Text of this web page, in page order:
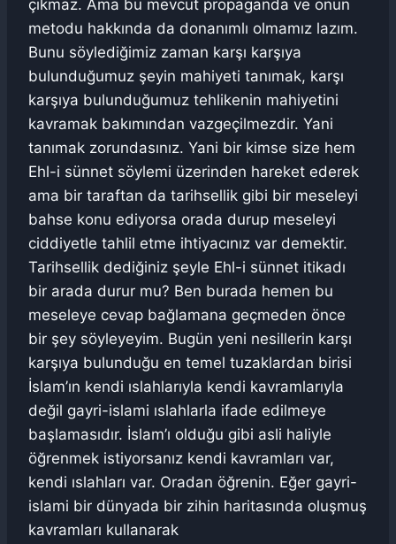
çıkmaz. Ama bu mevcut propaganda ve onun
metodu hakkında da donanımlı olmamız lazım.
Bunu söylediğimiz zaman karşı karşıya
bulunduğumuz şeyin mahiyeti tanımak, karşı
karşıya bulunduğumuz tehlikenin mahiyetini
kavramak bakımından vazgeçilmezdir. Yani
tanımak zorundasınız. Yani bir kimse size hem
Ehl-i sünnet söylemi üzerinden hareket ederek
ama bir taraftan da tarihsellik gibi bir meseleyi
bahse konu ediyorsa orada durup meseleyi
ciddiyetle tahlil etme ihtiyacınız var demektir.
Tarihsellik dediğiniz şeyle Ehl-i sünnet itikadı
bir arada durur mu? Ben burada hemen bu
meseleye cevap bağlamana geçmeden önce
bir şey söyleyeyim. Bugün yeni nesillerin karşı
karşıya bulunduğu en temel tuzaklardan birisi
İslam’ın kendi ıslahlarıyla kendi kavramlarıyla
değil gayri-islami ıslahlarla ifade edilmeye
başlamasıdır. İslam’ı olduğu gibi asli haliyle
öğrenmek istiyorsanız kendi kavramları var,
kendi ıslahları var. Oradan öğrenin. Eğer gayri-
islami bir dünyada bir zihin haritasında oluşmuş
kavramları kullanarak